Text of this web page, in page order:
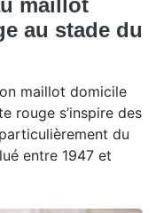
maillot
au stade du
maillot domicile
rouge s’inspire des
du
entre 1947 et